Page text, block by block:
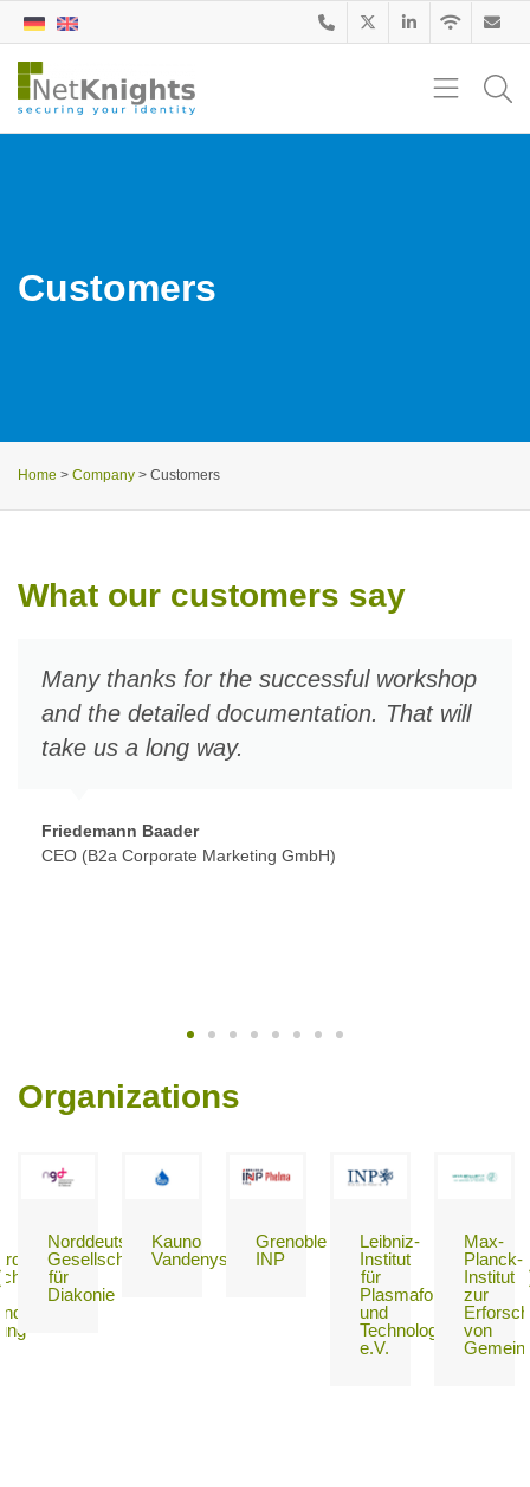
Customers
Home > Company > Customers
What our customers say
Many thanks for the successful workshop
and the detailed documentation. That will
take us a long way.
Friedemann Baader
CEO (B2a Corporate Marketing GmbH)
Organizations
Norddeutsche
Gesellschaft
für
Diakonie
Kauno
Vandenys
Grenoble
INP
Leibniz-
Institut
für
Plasmaforschung
und
Technologie
e.V.
Max-
Planck-
Institut
zur
von